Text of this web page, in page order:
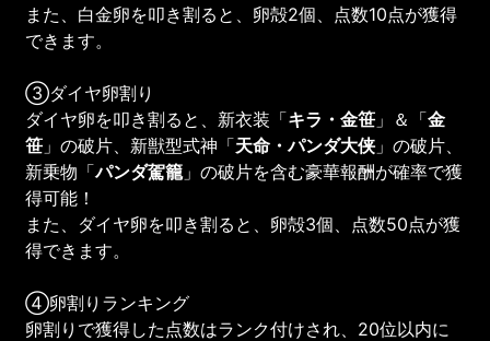
また、白金卵を叩き割ると、卵殻2個、点数10点が獲得
できます。
③ダイヤ卵割り
ダイヤ卵を叩き割ると、新衣装「キラ・金笹 」＆「金
笹 」の破片、新獣型式神「天命・パンダ大侠」の破片、
新乗物「パンダ駕籠」の破片を含む豪華報酬が確率で獲
得可能！
また、ダイヤ卵を叩き割ると、卵殻3個、点数50点が獲
得できます。
④卵割りランキング
卵割りで獲得した点数はランク付けされ、20位以内に